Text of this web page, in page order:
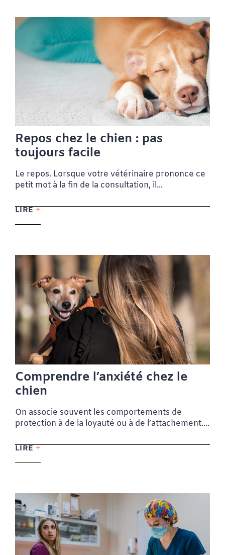
Repos chez le chien : pas
toujours facile
Le repos. Lorsque votre vétérinaire prononce ce
petit mot à la fin de la consultation, il...
LIRE
Comprendre l’anxiété chez le
chien
On associe souvent les comportements de
protection à de la loyauté ou à de l’attachement....
LIRE